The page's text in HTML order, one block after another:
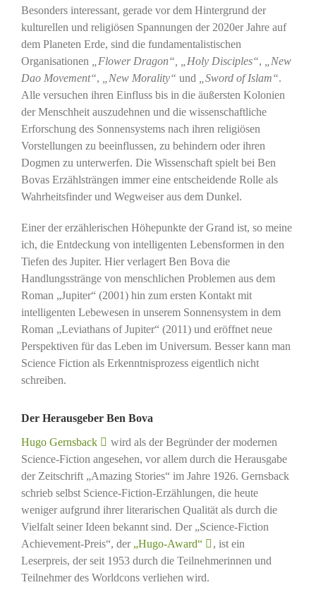
Besonders interessant, gerade vor dem Hintergrund der
kulturellen und religiösen Spannungen der 2020er Jahre auf
dem Planeten Erde, sind die fundamentalistischen
Organisationen
„Flower Dragon“, „Holy Disciples“, „New
Dao Movement“, „New Morality“ und „Sword of Islam“.
Alle versuchen ihren Einfluss bis in die äußersten Kolonien
der Menschheit auszudehnen und die wissenschaftliche
Erforschung des Sonnensystems nach ihren religiösen
Vorstellungen zu beeinflussen, zu behindern oder ihren
Dogmen zu unterwerfen. Die Wissenschaft spielt bei Ben
Bovas Erzählsträngen immer eine entscheidende Rolle als
Wahrheitsfinder und Wegweiser aus dem Dunkel.
Einer der erzählerischen Höhepunkte der Grand ist, so meine
ich, die Entdeckung von intelligenten Lebensformen in den
Tiefen des Jupiter. Hier verlagert Ben Bova die
Handlungsstränge von menschlichen Problemen aus dem
Roman „Jupiter“ (2001) hin zum ersten Kontakt mit
intelligenten Lebewesen in unserem Sonnensystem in dem
Roman „Leviathans of Jupiter“ (2011) und eröffnet neue
Perspektiven für das Leben im Universum. Besser kann man
Science Fiction als Erkenntnisprozess eigentlich nicht
schreiben.
Der Herausgeber Ben Bova
Hugo Gernsback
wird als der Begründer der modernen
Science-Fiction angesehen, vor allem durch die Herausgabe
der Zeitschrift „Amazing Stories“ im Jahre 1926. Gernsback
schrieb selbst Science-Fiction-Erzählungen, die heute
weniger aufgrund ihrer literarischen Qualität als durch die
Vielfalt seiner Ideen bekannt sind. Der „Science-Fiction
Achievement-Preis“, der „Hugo-Award“
, ist ein
Leserpreis, der seit 1953 durch die Teilnehmerinnen und
Teilnehmer des Worldcons verliehen wird.